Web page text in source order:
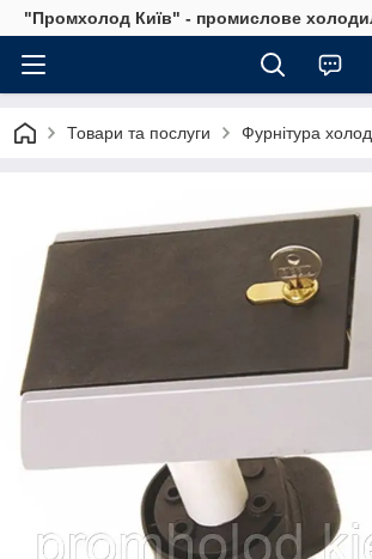
"Промхолод Київ" - промислове
Товари та послуги Фурнітура